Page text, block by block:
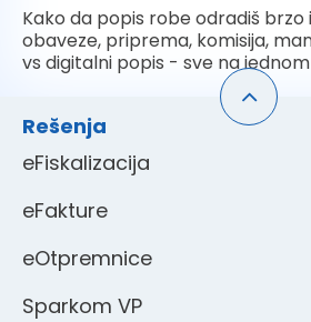
Kako da popis robe odradiš brzo
obaveze, priprema, komisija,
vs digitalni popis - sve na
Rešenja
eFiskalizacija
eFakture
eOtpremnice
Sparkom VP